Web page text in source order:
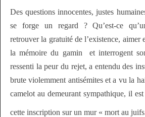
Des questions innocentes, justes
se forge un regard ? Qu’est-ce
retrouver la gratuité de l’existence, aimer
la mémoire du gamin et interrogent
ressenti la peur du rejet, a entendu des
brute violemment antisémites et a vu la
camelot au demeurant sympathique, il
cette inscription sur un mur « mort au